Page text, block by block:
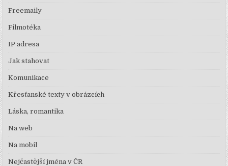
Freemaily
Filmotéka
IP adresa
Jak stahovat
Komunikace
Křesťanské texty v obrázcích
Láska, romantika
Na web
Na mobil
Nejčastější jména v ČR